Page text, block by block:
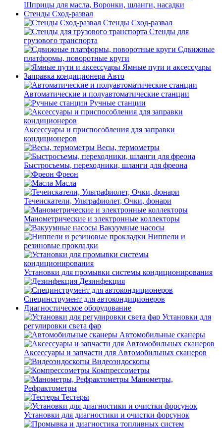
Шприцы для масла, Воронки, шланги, насадки
Стенды Сход-развал
Стенды Сход-развал
Стенды для
грузового транспорта
Сдвижные
платформы, поворотные круги
Ямные пути и аксессуары
Заправка кондиционера Авто
Автоматические и полуавтоматические станции
Ручные станции
Аксессуары и приспособления для заправки
кондиционеров
Весы, термометры
Быстросъемы, переходники, шланги для фреона
Фреон
Масла
Течеискатели, Ультрафиолет, Очки, фонари
Манометрические и электронные коллекторы
Вакуумные насосы
Ниппели и
резиновые прокладки
Установки для промывки системы кондиционирования
Дезинфекция
Специнструмент для автокондиционеров
Диагностическое оборудование
Установки для
регулировки света фар
Автомобильные сканеры
Аксессуары и запчасти для Автомобильных сканеров
Видеоэндоскопы
Компрессометры
Манометры,
Рефрактометры
Тестеры
Установки для диагностики и очистки форсунок